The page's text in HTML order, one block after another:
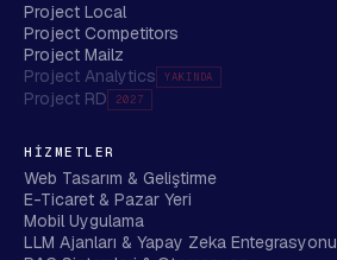
Project Local
Project Competitors
Project Mailz
Project Analytics
YAKINDA
Project RD 2027
HIZMETLER
Web Tasarım & Geliştirme
E-Ticaret & Pazar Yeri
Mobil Uygulama
LLM Ajanları & Yapay Zeka Entegrasyonu